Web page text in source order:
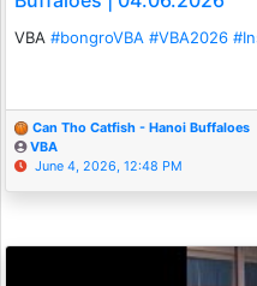
VBA #bongroVBA #VBA2026
Can Tho Catfish - Hanoi Buffaloes
VBA
June 4, 2026, 12:48 PM